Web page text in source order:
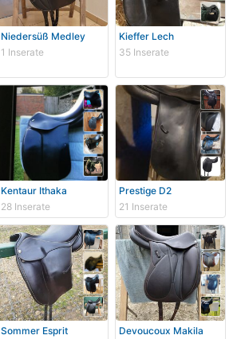
Niedersüß Medley
1 Inserate
Kieffer Lech
35 Inserate
Kentaur Ithaka
28 Inserate
Prestige D2
21 Inserate
Sommer Esprit
Devoucoux Makila